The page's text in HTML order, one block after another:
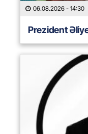
06.08.2026 - 14:30
Prezident